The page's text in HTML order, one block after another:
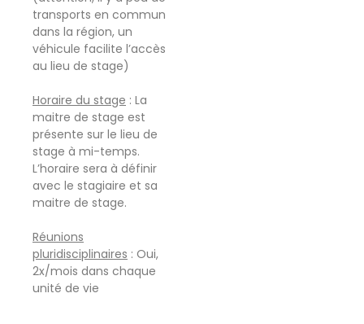
transports en commun
dans la région, un
véhicule facilite l’accès
au lieu de stage)
Horaire du stage : La
maitre de stage est
présente sur le lieu de
stage à mi-temps.
L’horaire sera à définir
avec le stagiaire et sa
maitre de stage.
Réunions
pluridisciplinaires : Oui,
2x/mois dans chaque
unité de vie